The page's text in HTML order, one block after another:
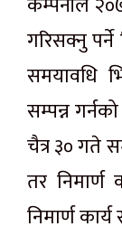
गरिसक्नु
समयावधि
सम्पन्न
चैत्र ३० गते
तर निमार्ण
निमार्ण